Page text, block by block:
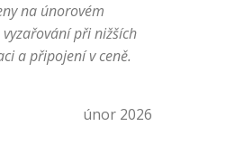
na únorovém
při nižších
a připojení v ceně.
únor 2026